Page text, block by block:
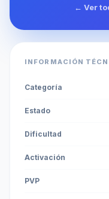
← Ver
INFORMACIÓN
Categoría
Estado
Dificultad
Activación
PVP